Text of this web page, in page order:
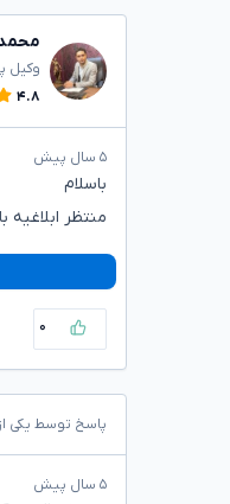
وکیل
۴.۸
۵ سال پیش
باسلام
منتظر ابلاغیه
۰
پاسخ توسط یکی از
۵ سال پیش